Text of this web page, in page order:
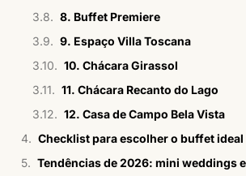
8. Buffet Premiere
9. Espaço Villa Toscana
10. Chácara Girassol
11. Chácara Recanto do Lago
12. Casa de Campo Bela Vista
Checklist para escolher o buffet ideal